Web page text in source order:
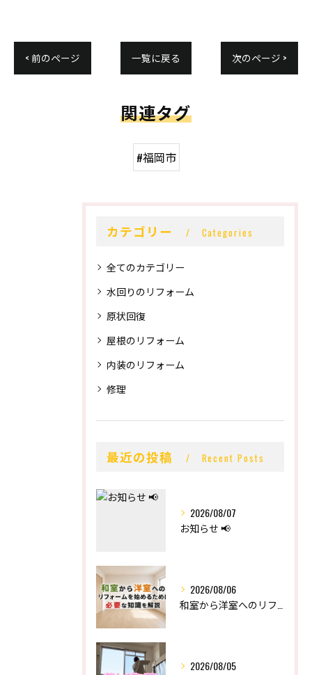
< 前のページ 一覧に戻る 次のページ >
関連タグ
#福岡市
カテゴリー Categories
全てのカテゴリー
水回りのリフォーム
原状回復
屋根のリフォーム
内装のリフォーム
修理
最近の投稿 Recent Posts
2026/08/07
お知らせ 📢
2026/08/06
2026/08/05